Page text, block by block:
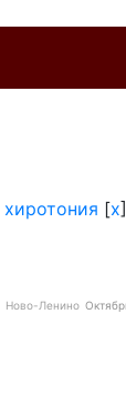
хиротония [x]
Ново-Ленино